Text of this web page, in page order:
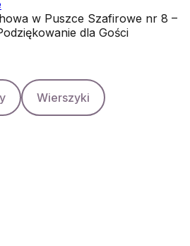
w Puszce Szafirowe nr 8 –
dla Gości
Wierszyki